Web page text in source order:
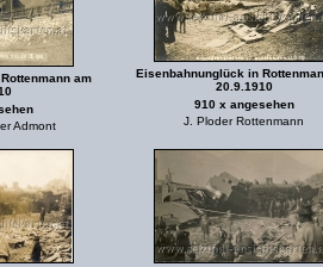
am
Admont
Eisenbahnunglück in
20.9.1910
910 x angesehen
J. Ploder Rottenmann